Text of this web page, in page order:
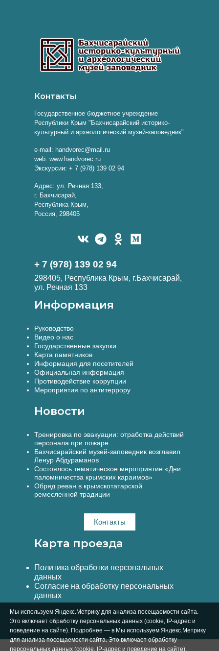
Контакты
Государственное бюджетное учреждение
Республики Крым "Бахчисарайский историко-
культурный и археологический музей-заповедник"
e-mail: handvorec@mail.ru
web: www.handvorec.ru
Экскурсии: + 7 (978) 139 02 94
Адрес: ул. Речная 133,
г. Бахчисарай,
Республика Крым,
Россия, 298405
+ 7 (978) 139 02 94
298405, Республика Крым, г.Бахчисарай,
ул. Речная 133
Информация
Руководство
Видео о нас
Государственные закупки
Карта памятников
Информация для посетителей
Официальная информация
Противодействие коррупции
Мероприятия по антитеррору
Новости
Тренировка по эвакуации: отработка действий
персонала при пожаре
Бахчисарайский музей-заповедник возглавил
Ленур Абдураманов
Состоялось тематическое мероприятие «Дни
паломничества крымских караимов»
Обряд реван в крымскотатарской
ремесленной традиции
Контакты
Карта проезда
Политика обработки персональных
данных
Согласие на обработку персональных
данных
Мы используем Яндекс.Метрику для анализа посещаемости сайта.
Это включает обработку персональных данных (cookie, IP-адрес и
поведение на сайте). Подробнее — в Мы используем Яндекс.Метрику
для анализа посещаемости сайта. Это включает обработку
персональных данных (cookie, IP-адрес и поведение на сайте).